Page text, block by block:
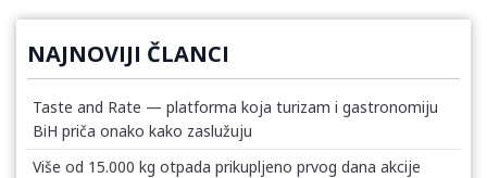
NAJNOVIJI ČLANCI
Taste and Rate — platforma koja turizam i gastronomiju
BiH priča onako kako zaslužuju
Više od 15.000 kg otpada prikupljeno prvog dana akcije